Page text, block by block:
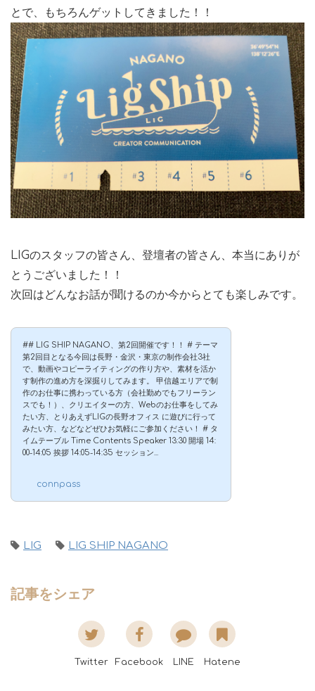
とで、もちろんゲットしてきました！！
LIGのスタッフの皆さん、登壇者の皆さん、本当にありが
とうございました！！
次回はどんなお話が聞けるのか今からとても楽しみです。
## LIG SHIP NAGANO、第2回開催です！！ # テーマ
第2回目となる今回は長野・金沢・東京の制作会社3社
で、動画やコピーライティングの作り方や、素材を活か
す制作の進め方を深掘りしてみます。 甲信越エリアで制
作のお仕事に携わっている方（会社勤めでもフリーラン
スでも！）、クリエイターの方、Webのお仕事をしてみ
たい方、とりあえずLIGの長野オフィス に遊びに行って
みたい方、などなどぜひお気軽にご参加ください！ # タ
イムテーブル Time Contents Speaker 13:30 開場 14:
00-14:05 挨拶 14:05-14:35 セッション...
connpass
LIG LIG SHIP NAGANO
記事をシェア
Twitter Facebook LINE Hatene